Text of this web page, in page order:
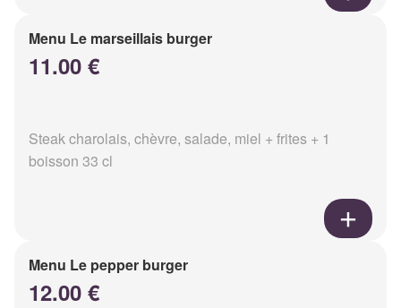
Menu Le marseillais burger
11.00 €
Steak charolais, chèvre, salade, miel + frites + 1
boisson 33 cl
Menu Le pepper burger
12.00 €